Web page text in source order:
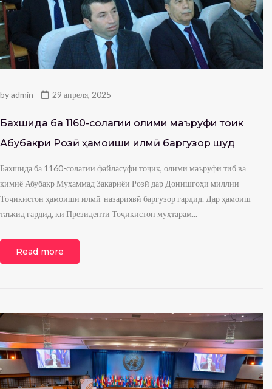
byadmin 29 апреля, 2025
Бахшида ба 1160-солагии олими маъруфи тоҷик
Абубакри Розӣ ҳамоиши илмӣ баргузор шуд
Бахшида ба 1160-солагии файласуфи тоҷик, олими маъруфи тиб ва
кимиё Абубакр Муҳаммад Закариёи Розӣ дар Донишгоҳи миллии
Тоҷикистон ҳамоиши илмӣ-назариявӣ баргузор гардид. Дар ҳамоиш
таъкид гардид, ки Президенти Тоҷикистон муҳтарам...
Read more